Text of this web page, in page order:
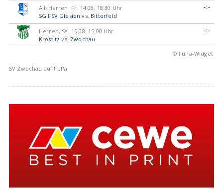
Alt-Herren, Fr. 14.08. 18:30 Uhr
SG FSV Glesien vs. Bitterfeld
-:-
Herren, Sa. 15.08. 15:00 Uhr
Krostitz vs. Zwochau
-:-
© FuPa-Widget
SV Zwochau auf FuPa